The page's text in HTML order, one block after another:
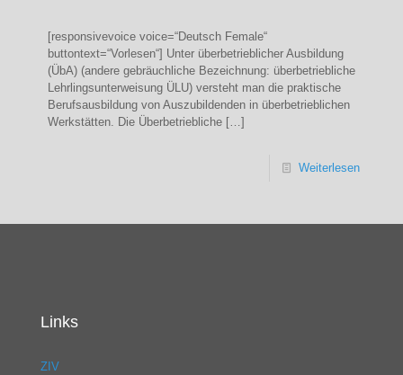
[responsivevoice voice=“Deutsch Female“
buttontext=“Vorlesen“] Unter überbetrieblicher Ausbildung
(ÜbA) (andere gebräuchliche Bezeichnung: überbetriebliche
Lehrlingsunterweisung ÜLU) versteht man die praktische
Berufsausbildung von Auszubildenden in überbetrieblichen
Werkstätten. Die Überbetriebliche […]
Weiterlesen
Links
ZIV